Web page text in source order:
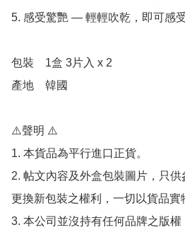
5. 感受驚艷 — 輕輕吹乾，即可感
包裝	1盒 3片入 x 2
產地	韓國
⚠️聲明 ⚠️
1. 本貨品為平行進口正貨。
2. 帖文內容及外盒包裝圖片，只
更換新包裝之權利，一切以貨品實
3. 本公司並沒持有任何品牌之版